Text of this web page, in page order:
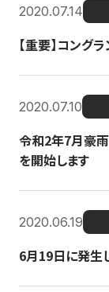
2020.07.14
【重要】コング
2020.07.10
令和2年7月豪雨
を開始します
2020.06.19
6月19日に発生